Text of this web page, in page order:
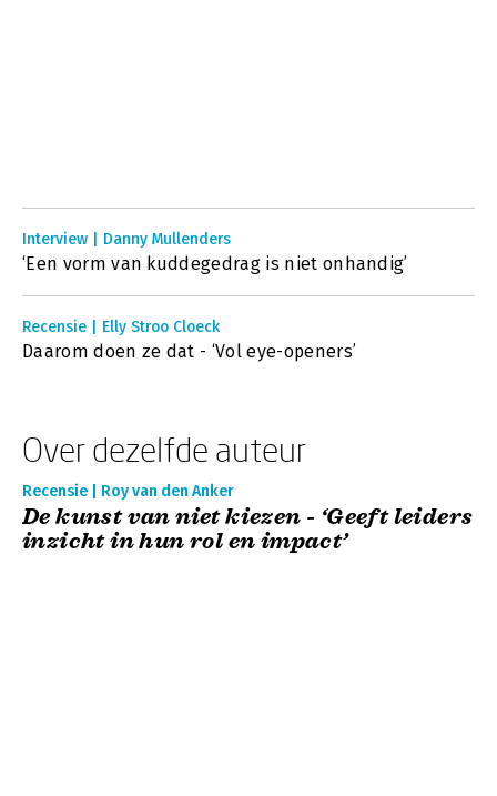
Interview | Danny Mullenders
‘Een vorm van kuddegedrag is niet onhandig’
Recensie | Elly Stroo Cloeck
Daarom doen ze dat - ‘Vol eye-openers’
Over dezelfde auteur
Recensie | Roy van den Anker
De kunst van niet kiezen - ‘Geeft leiders
inzicht in hun rol en impact’